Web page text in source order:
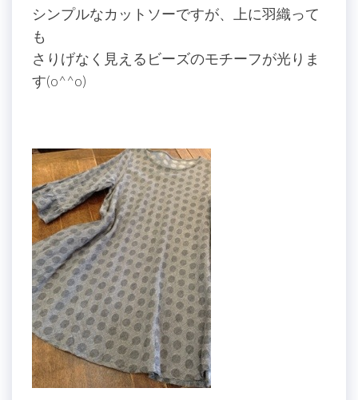
シンプルなカットソーですが、上に羽織って
も
さりげなく見えるビーズのモチーフが光りま
す(o^^o)